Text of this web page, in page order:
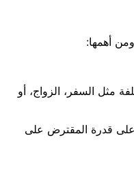
أهمها:
مثل السفر، الزواج، أو
على قدرة المقترض على